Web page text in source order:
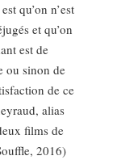
qu’on n’est
et qu’on
est de
ou sinon de
de ce
alias
films de
2016)